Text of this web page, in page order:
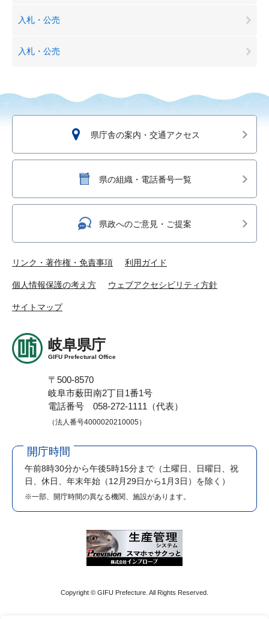
入札・公売
入札・公売
県庁舎の案内・交通アクセス
県の組織・電話番号一覧
県政へのご意見・ご提案
リンク・著作権・免責事項 利用ガイド
個人情報保護の考え方 ウェブアクセシビリティ方針
サイトマップ
岐阜県庁
GIFU Prefectural Office
〒500-8570
岐阜市薮田南2丁目1番1号
電話番号 058-272-1111（代表）
（法人番号4000020210005）
開庁時間
午前8時30分から午後5時15分まで （土曜日、日曜日、祝
日、休日、年末年始（12月29日から1月3日）を除く）
※一部、開庁時間の異なる機関、施設があります。
Copyright © GIFU Prefecture. All Rights Reserved.